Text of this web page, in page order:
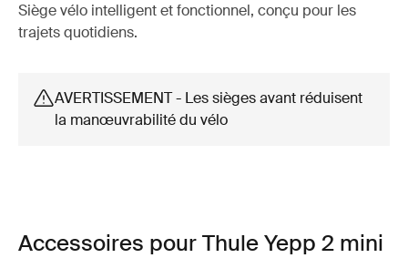
Siège vélo intelligent et fonctionnel, conçu pour les
trajets quotidiens.
AVERTISSEMENT - Les sièges avant réduisent
la manœuvrabilité du vélo
Accessoires pour Thule Yepp 2 mini